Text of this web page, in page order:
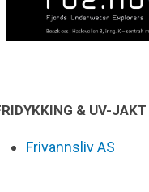
& UV-JAKT
Frivannsliv AS